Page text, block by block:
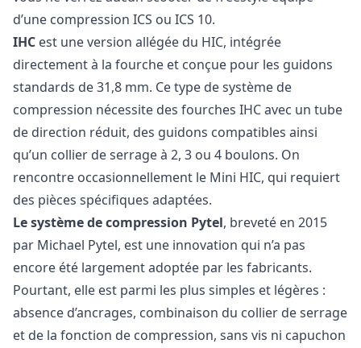
d’une compression ICS ou ICS 10.
IHC est une version allégée du HIC, intégrée
directement à la fourche et conçue pour les guidons
standards de 31,8 mm. Ce type de système de
compression nécessite des fourches IHC avec un tube
de direction réduit, des guidons compatibles ainsi
qu’un collier de serrage à 2, 3 ou 4 boulons. On
rencontre occasionnellement le Mini HIC, qui requiert
des pièces spécifiques adaptées.
Le système de compression Pytel, breveté en 2015
par Michael Pytel, est une innovation qui n’a pas
encore été largement adoptée par les fabricants.
Pourtant, elle est parmi les plus simples et légères :
absence d’ancrages, combinaison du collier de serrage
et de la fonction de compression, sans vis ni capuchon